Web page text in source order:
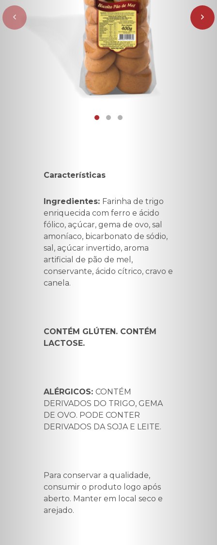
Características
Ingredientes: Farinha de trigo
enriquecida com ferro e ácido
fólico, açúcar, gema de ovo, sal
amoníaco, bicarbonato de sódio,
sal, açúcar invertido, aroma
artificial de pão de mel,
conservante, ácido cítrico, cravo e
canela.
CONTÉM GLÚTEN. CONTÉM
LACTOSE.
ALÉRGICOS: CONTÉM
DERIVADOS DO TRIGO, GEMA
DE OVO. PODE CONTER
DERIVADOS DA SOJA E LEITE.
Para conservar a qualidade,
consumir o produto logo após
aberto. Manter em local seco e
arejado.